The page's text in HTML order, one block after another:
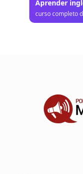
Aprender
curso completo